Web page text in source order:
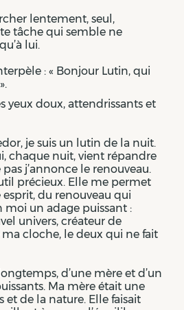
lentement, seul,
tâche qui semble ne
lui.
: « Bonjour Lutin, qui
yeux doux, attendrissants et
je suis un lutin de la nuit.
chaque nuit, vient répandre
j’annonce le renouveau.
précieux. Elle me permet
du renouveau qui
moi un adage puissant :
univers, créateur de
cloche, le deux qui ne fait
d’une mère et d’un
Ma mère était une
de la nature. Elle faisait